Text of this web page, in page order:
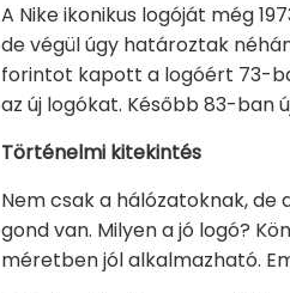
A Nike ikonikus logóját még
de végül úgy határoztak
forintot kapott a logóért 73-
az új logókat. Később 83-ban
Történelmi kitekintés
Nem csak a hálózatoknak, de
gond van. Milyen a jó logó?
méretben jól alkalmazható.